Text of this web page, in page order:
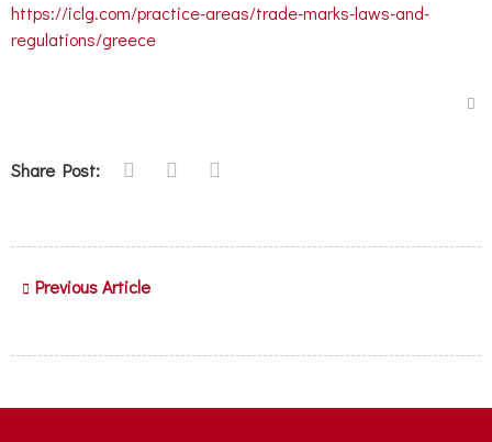
https://iclg.com/practice-areas/trade-marks-laws-and-
regulations/greece
Share Post:
Previous Article